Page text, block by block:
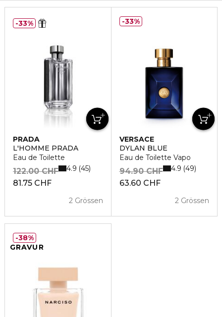
PRADA
L'HOMME PRADA
Eau de Toilette
81.75 CHF
122.00 CHF
2 Grössen
4.9 45
33%
VERSACE
DYLAN BLUE
Eau de Toilette Vapo
63.60 CHF
94.90 CHF
2 Grössen
4.9 49
33%
GRAVUR
38%